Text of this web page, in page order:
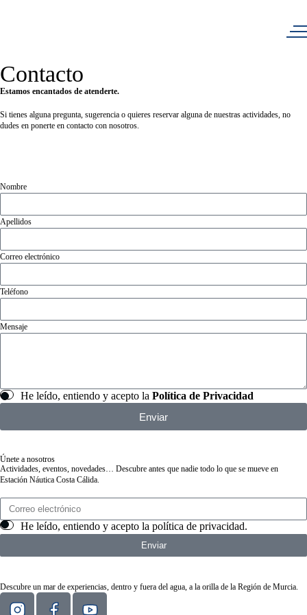
Contacto
Estamos encantados de atenderte.
Si tienes alguna pregunta, sugerencia o quieres reservar alguna de nuestras actividades, no
dudes en ponerte en contacto con nosotros.
Nombre
Apellidos
Correo electrónico
Teléfono
Mensaje
He leído, entiendo y acepto la Política de Privacidad
Enviar
Únete a nosotros
Actividades, eventos, novedades… Descubre antes que nadie todo lo que se mueve en
Estación Náutica Costa Cálida.
He leído, entiendo y acepto la política de privacidad.
Enviar
Descubre un mar de experiencias, dentro y fuera del agua, a la orilla de la Región de Murcia.